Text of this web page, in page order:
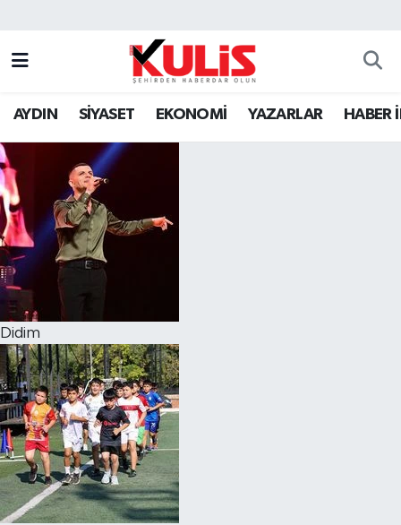
AYDIN SİYASET EKONOMİ YAZARLAR HABER
Didim